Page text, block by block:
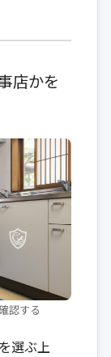
店かを
認する
選ぶ上